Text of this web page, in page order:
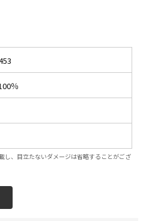
％
し、目立たないダメージは省略することがござ